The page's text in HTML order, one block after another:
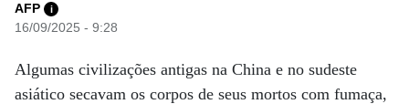
AFP i
16/09/2025 - 9:28
Algumas civilizações antigas na China e no sudeste
asiático secavam os corpos de seus mortos com fumaça,